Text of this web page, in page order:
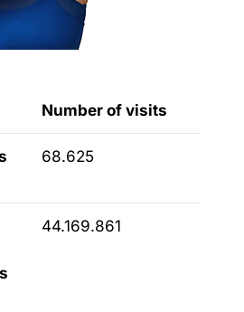
Number of visits
68.625
44.169.861